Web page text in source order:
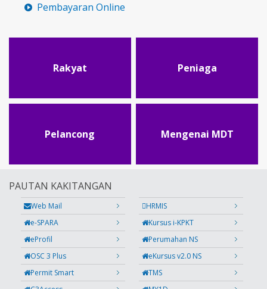
Pembayaran Online
Rakyat Peniaga
Pelancong Mengenai MDT
PAUTAN KAKITANGAN
Web Mail
HRMIS
e-SPARA
Kursus i-KPKT
eProfil
Perumahan NS
OSC 3 Plus
eKursus v2.0 NS
Permit Smart
TMS